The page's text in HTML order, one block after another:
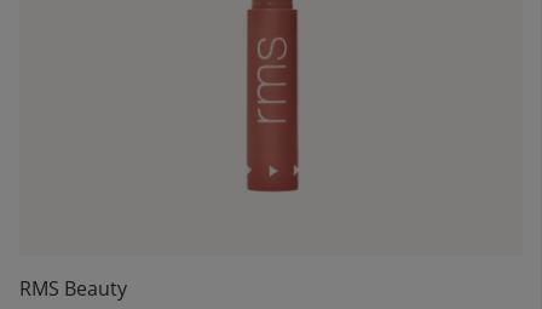
RMS Beauty